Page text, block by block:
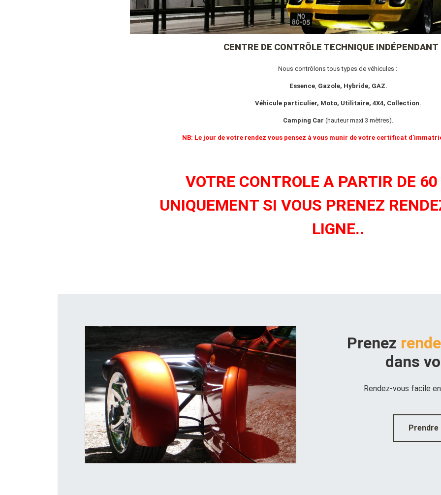
CENTRE DE CONTRÔLE TECHNIQUE INDÉPENDANT
Nous contrôlons tous types de véhicules :
Essence, Gazole, Hybride, GAZ.
Véhicule particulier, Moto, Utilitaire, 4X4, Collection.
Camping Car (hauteur maxi 3 mètres).
NB: Le jour de votre rendez vous pensez à vous munir de votre certificat
VOTRE CONTROLE A PARTIR DE 60
UNIQUEMENT SI VOUS PRENEZ
LIGNE..
Prenez
dans
Rendez-vous facile
Prendre